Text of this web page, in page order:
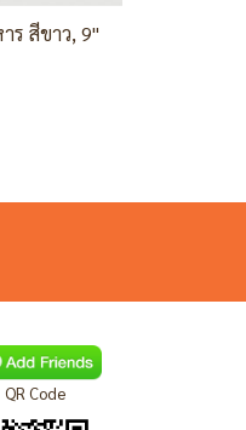
ร สีขาว, 9"
QR Code